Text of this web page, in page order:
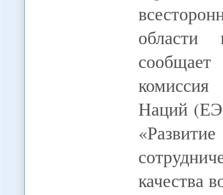
сообщает
Наций
качества